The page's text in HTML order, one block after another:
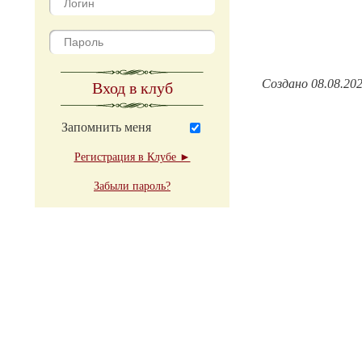
Вход в клуб
Запомнить меня
Регистрация в Клубе ►
Забыли пароль?
Создано